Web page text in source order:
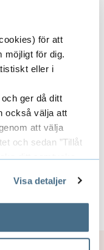
för att
möjligt för dig.
eller i
ger då ditt
också välja att
att välja
och sedan ”Tillåt
ditt samtycke
hur kakorna
inhämtar och
Visa detaljer